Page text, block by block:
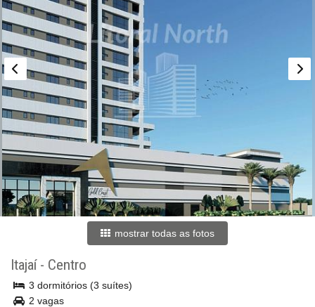
mostrar todas as fotos
Itajaí- Centro
3 dormitórios (3 suítes)
2 vagas